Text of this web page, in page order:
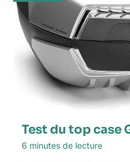
Test du top case
6 minutes de lecture